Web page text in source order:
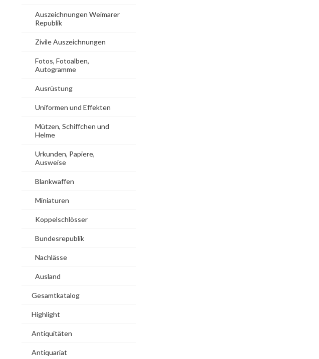
Auszeichnungen Weimarer
Republik
Zivile Auszeichnungen
Fotos, Fotoalben,
Autogramme
Ausrüstung
Uniformen und Effekten
Mützen, Schiffchen und
Helme
Urkunden, Papiere,
Ausweise
Blankwaffen
Miniaturen
Koppelschlösser
Bundesrepublik
Nachlässe
Ausland
Gesamtkatalog
Highlight
Antiquitäten
Antiquariat